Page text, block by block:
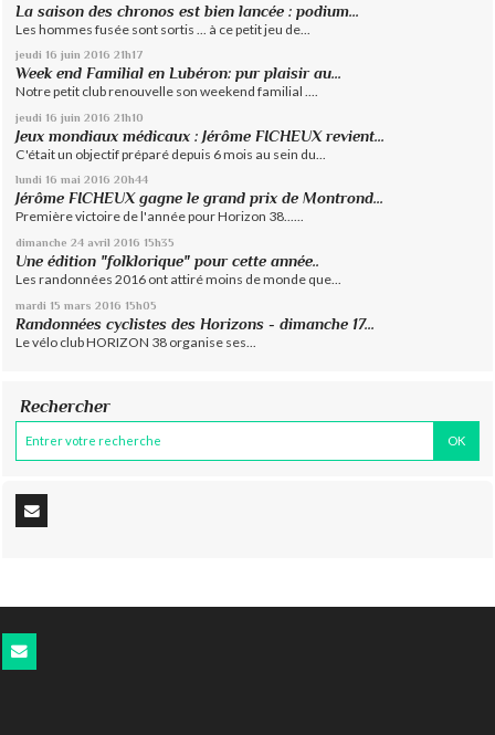
La saison des chronos est bien lancée : podium...
Les hommes fusée sont sortis ... à ce petit jeu de...
jeudi 16 juin 2016 21h17
Week end Familial en Lubéron: pur plaisir au...
Notre petit club renouvelle son weekend familial ....
jeudi 16 juin 2016 21h10
Jeux mondiaux médicaux : Jérôme FICHEUX revient...
C'était un objectif préparé depuis 6 mois au sein du...
lundi 16 mai 2016 20h44
Jérôme FICHEUX gagne le grand prix de Montrond...
Première victoire de l'année pour Horizon 38......
dimanche 24 avril 2016 15h35
Une édition "folklorique" pour cette année..
Les randonnées 2016 ont attiré moins de monde que...
mardi 15 mars 2016 15h05
Randonnées cyclistes des Horizons - dimanche 17...
Le vélo club HORIZON 38 organise ses...
Rechercher